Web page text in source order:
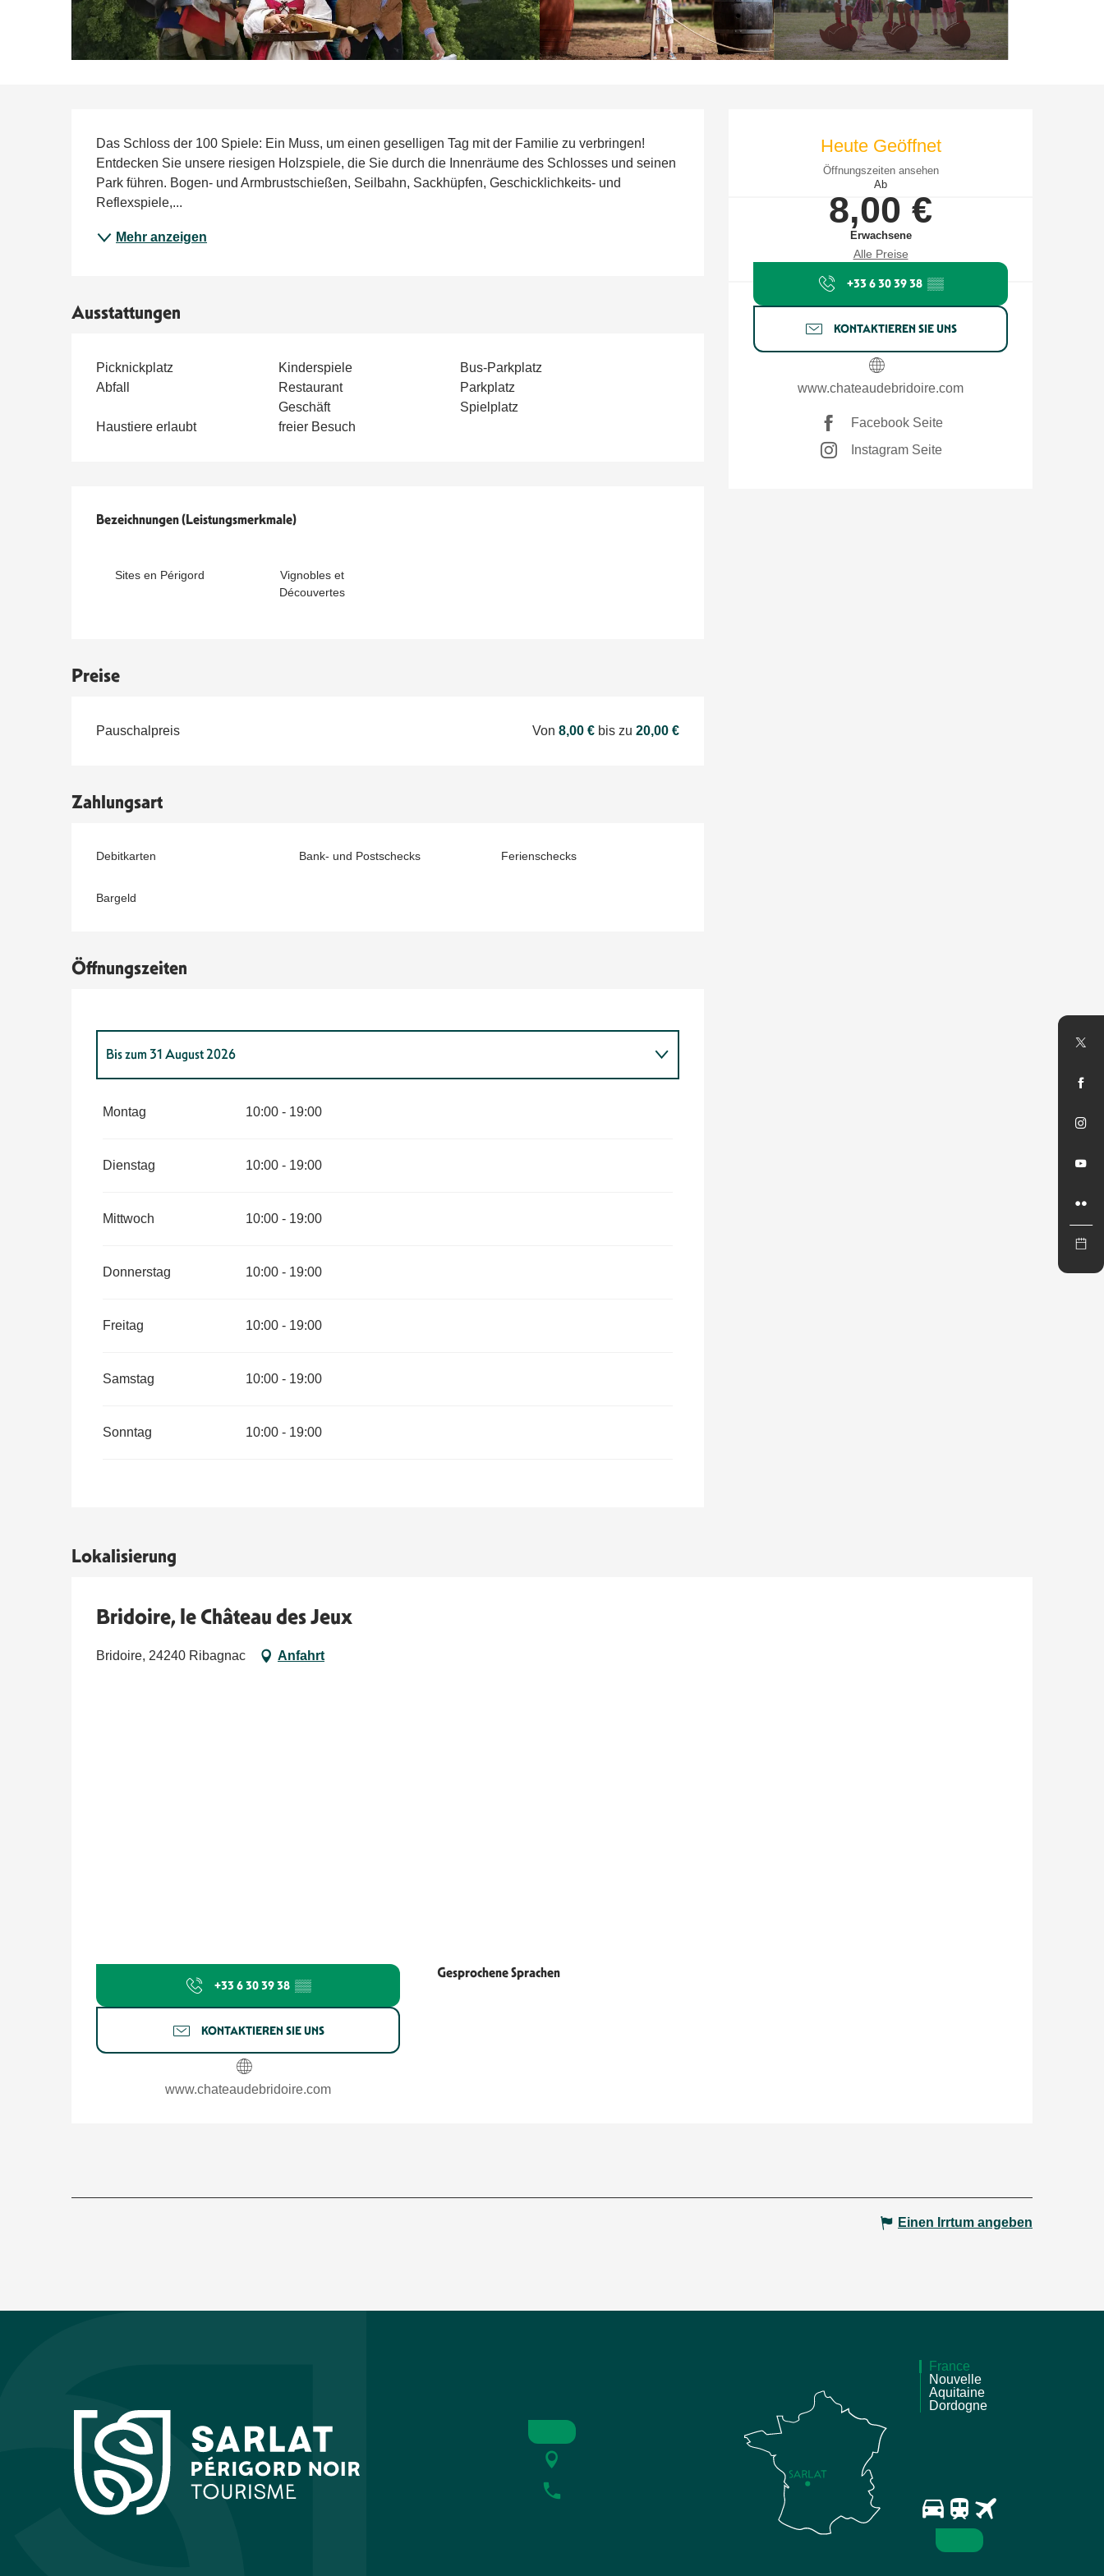
Öffnungszeiten &
Heute Geöffnet
Öffnungszeiten ansehen
Ab
8,00 €
Erwachsene
Alle Preise
+33 6 30 39 38 ▒▒
KONTAKTIEREN SIE UNS
www.chateaudebridoire.com
Facebook Seite
Instagram Seite
Beschreibung
Das Schloss der 100 Spiele: Ein Muss, um einen geselligen Tag mit der Familie zu verbringen!
Entdecken Sie unsere riesigen Holzspiele, die Sie durch die Innenräume des Schlosses und seinen
Park führen. Bogen- und Armbrustschießen, Seilbahn, Sackhüpfen, Geschicklichkeits- und
Reflexspiele,...
Mehr anzeigen
Ausstattungen
Picknickplatz Kinderspiele
Bus-Parkplatz
Abfall
Restaurant
Parkplatz
Geschäft
Spielplatz
Haustiere erlaubt
freier Besuch
Leistungensmöglichkeiten
Bezeichnungen (Leistungsmerkmale)
Bezeichnungen (Leistungsmerkmale)
Sites en Périgord
Vignobles et
Découvertes
Preise
Preise 2026
Pauschalpreis Von8,00 € bis zu20,00 €
Zahlungsart
Debitkarten Bank- und Postschecks Ferienschecks
Bargeld
Öffnungszeiten
Bis zum 31 August 2026
Montag 10:00 - 19:00
Dienstag 10:00 - 19:00
Mittwoch 10:00 - 19:00
Donnerstag 10:00 - 19:00
Freitag 10:00 - 19:00
Samstag 10:00 - 19:00
Sonntag 10:00 - 19:00
Lokalisierung
Bridoire, le Château des Jeux
Bridoire, 24240 Ribagnac Anfahrt
+33 6 30 39 38 ▒▒
KONTAKTIEREN SIE UNS
www.chateaudebridoire.com
Gesprochene Sprachen
Gesprochene Sprachen
Einen Irrtum angeben
France
Nouvelle
Aquitaine
Dordogne